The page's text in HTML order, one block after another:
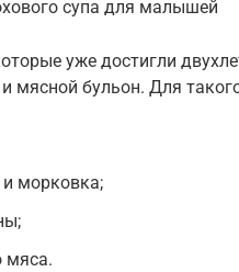
супа для малышей
уже достигли
мясной бульон. Для
морковка;
мяса.